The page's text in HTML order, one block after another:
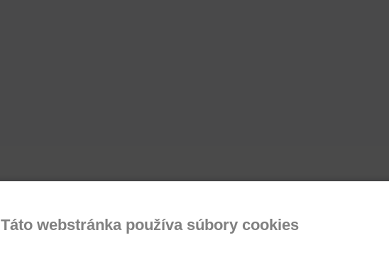
Táto webstránka používa súbory cookies